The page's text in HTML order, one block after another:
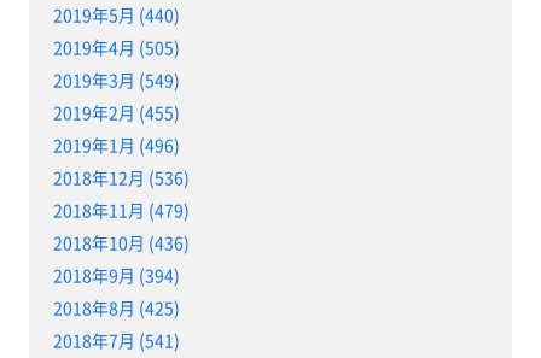
2019年5月 (440)
2019年4月 (505)
2019年3月 (549)
2019年2月 (455)
2019年1月 (496)
2018年12月 (536)
2018年11月 (479)
2018年10月 (436)
2018年9月 (394)
2018年8月 (425)
2018年7月 (541)